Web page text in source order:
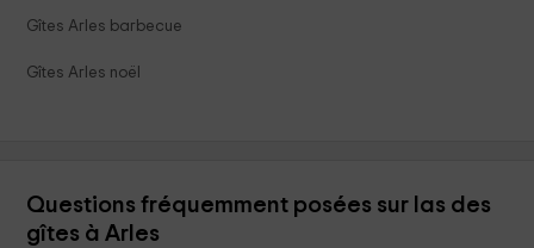
Gîtes Arles barbecue
Gîtes Arles noël
Questions fréquemment posées sur las des
gîtes à Arles